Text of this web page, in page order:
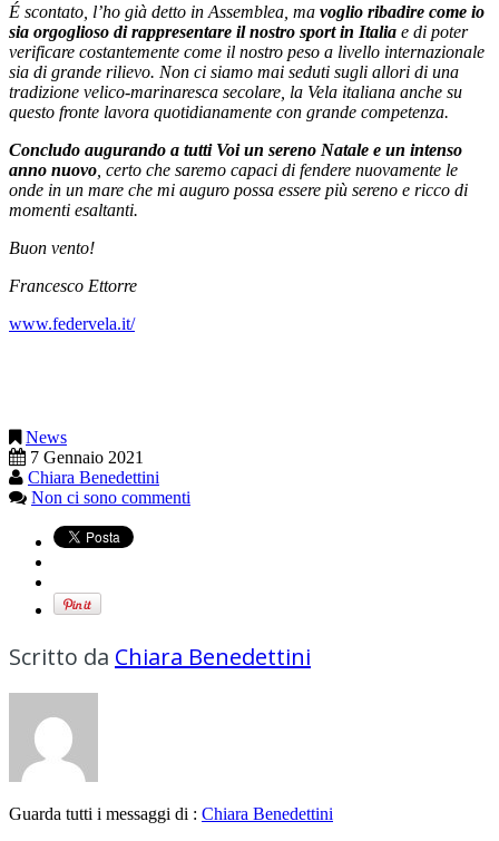
É scontato, l’ho già detto in Assemblea, ma voglio ribadire come io
sia orgoglioso di rappresentare il nostro sport in Italia e di poter
verificare costantemente come il nostro peso a livello internazionale
sia di grande rilievo. Non ci siamo mai seduti sugli allori di una
tradizione velico-marinaresca secolare, la Vela italiana anche su
questo fronte lavora quotidianamente con grande competenza.
Concludo augurando a tutti Voi un sereno Natale e un intenso
anno nuovo , certo che saremo capaci di fendere nuovamente le
onde in un mare che mi auguro possa essere più sereno e ricco di
momenti esaltanti.
Buon vento!
Francesco Ettorre
www.federvela.it/
News
7 Gennaio 2021
Chiara Benedettini
Non ci sono commenti
Scritto da Chiara Benedettini
Guarda tutti i messaggi di : Chiara Benedettini